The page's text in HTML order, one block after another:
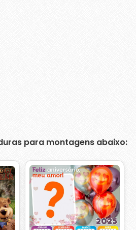
para montagens abaixo: